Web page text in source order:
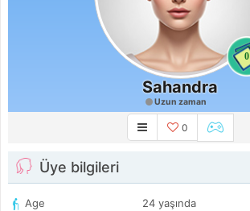
0
Sahandra
Uzun zaman
0
Üye bilgileri
Age
24 yaşında